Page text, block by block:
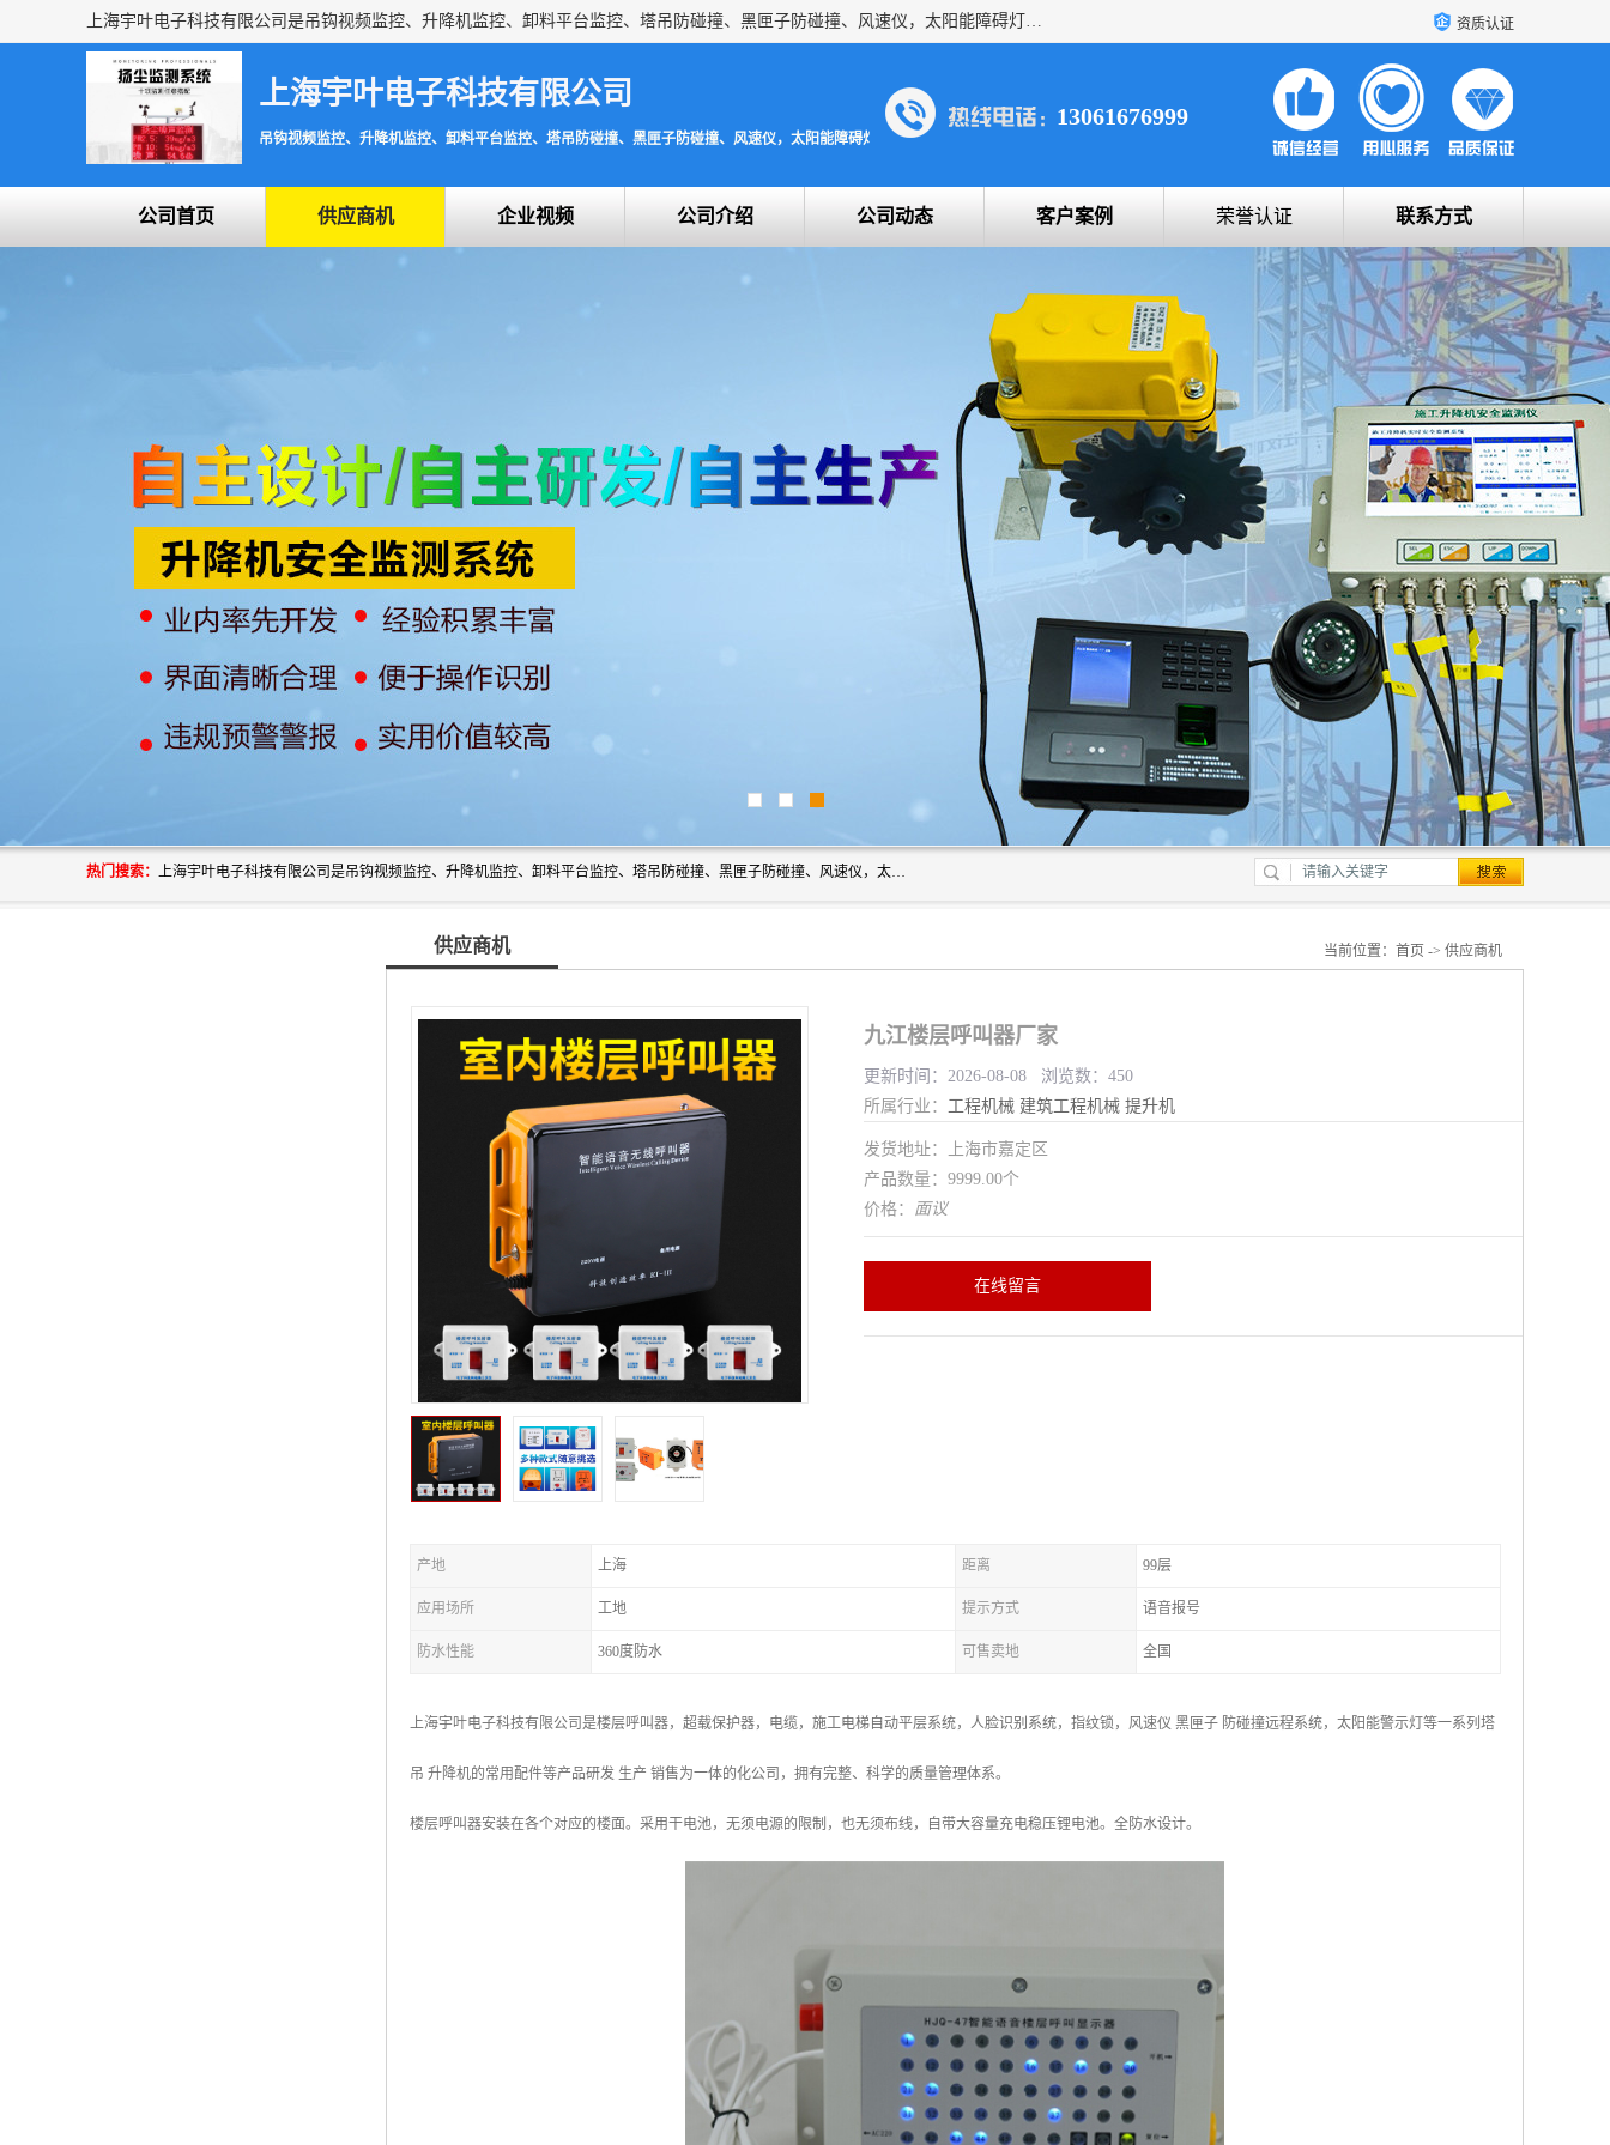
上海宇叶电子科技有限公司是吊钩视频监控、升降机监控、卸料平台监控、塔吊防碰撞、黑匣子防碰撞、风速仪，太阳能障碍灯安全提示灯等一系列升降机的常用配件产品专业研发生产加工的公司，拥有完整、科学的质量管理体系。 资质认证
上海宇叶电子科技有限公司
吊钩视频监控、升降机监控、卸料平台监控、塔吊防碰撞、黑匣子防碰撞、风速仪，太阳能障碍灯安全提示灯
13061676999
公司首页 供应商机 企业视频 公司介绍 公司动态 客户案例 荣誉认证 联系方式
热门搜索： 上海宇叶电子科技有限公司是吊钩视频监控、升降机监控、卸料平台监控、塔吊防碰撞、黑匣子防碰撞、风速仪，太阳能障碍灯安全提示灯等一系列升降机的常用配件产品专业研发生产加工的公司，拥有完整、科学的质量管理体系。
供应商机 当前位置： 首页 -> 供应商机
九江楼层呼叫器厂家
更新时间：2026-08-08 浏览数：450
所属行业： 工程机械 建筑工程机械 提升机
发货地址：上海市嘉定区
产品数量：9999.00个
价格： 面议
在线留言
产地 上海 距离 99层
应用场所 工地 提示方式 语音报号
防水性能 360度防水 可售卖地 全国
上海宇叶电子科技有限公司是楼层呼叫器，超载保护器，电缆，施工电梯自动平层系统，人脸识别系统，指纹锁，风速仪 黑匣子 防碰撞远程系统，太阳能警示灯等一系列塔
吊 升降机的常用配件等产品研发 生产 销售为一体的化公司，拥有完整、科学的质量管理体系。
楼层呼叫器安装在各个对应的楼面。采用干电池，无须电源的限制，也无须布线，自带大容量充电稳压锂电池。全防水设计。